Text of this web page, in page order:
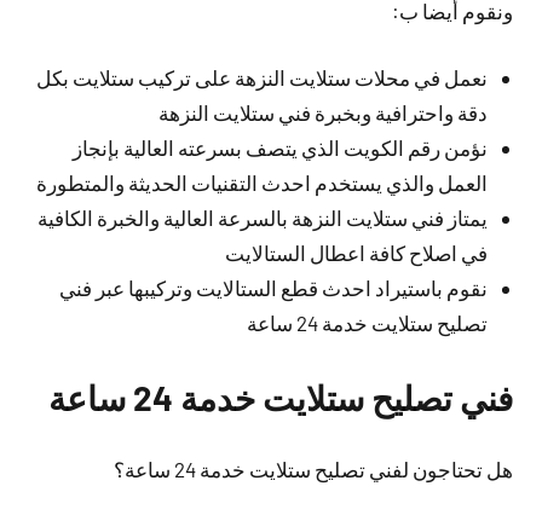
ونقوم أيضا ب:
نعمل في محلات ستلايت النزهة على تركيب ستلايت بكل
دقة واحترافية وبخبرة فني ستلايت النزهة
نؤمن رقم الكويت الذي يتصف بسرعته العالية بإنجاز
العمل والذي يستخدم احدث التقنيات الحديثة والمتطورة
يمتاز فني ستلايت النزهة بالسرعة العالية والخبرة الكافية
في اصلاح كافة اعطال الستالايت
نقوم باستيراد احدث قطع الستالايت وتركيبها عبر فني
تصليح ستلايت خدمة 24 ساعة
فني تصليح ستلايت خدمة 24 ساعة
هل تحتاجون لفني تصليح ستلايت خدمة 24 ساعة؟